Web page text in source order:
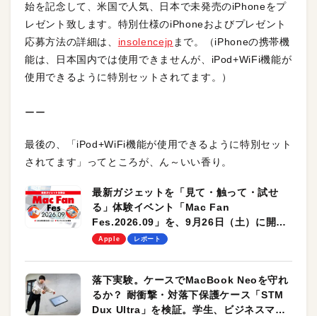
始を記念して、米国で人気、日本で未発売のiPhoneをプ
レゼント致します。特別仕様のiPhoneおよびプレゼント
応募方法の詳細は、 insolencejpまで。（iPhoneの携帯機
能は、日本国内では使用できませんが、iPod+WiFi機能が
使用できるように特別セットされてます。）
ーー
最後の、「iPod+WiFi機能が使用できるように特別セット
されてます」ってところが、ん～いい香り。
最新ガジェットを「見て・触って・試せ
る」体験イベント「Mac Fan
Fes.2026.09」を、9月26日（土）に開催
します！
Apple レポート
落下実験。ケースでMacBook Neoを守れ
るか？ 耐衝撃・対落下保護ケース「STM
Dux Ultra」を検証。学生、ビジネスマン